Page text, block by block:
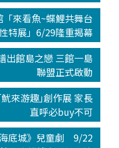
「來看魚~蝶鯉共舞台
特展」6/29隆重揭幕
出館島之戀 三館一島
聯盟正式啟動
來游趣｣創作展 家長
直呼必buy不可
海底城》兒童劇 9/22